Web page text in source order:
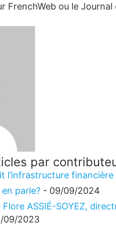
FrenchWeb ou le Journal
par
l’infrastructure
parle? - 09/09/2024
ASSIÉ-SOYEZ,
09/2023